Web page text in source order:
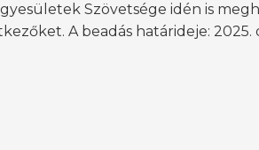
Szövetsége idén is
A beadás határideje: 2025.